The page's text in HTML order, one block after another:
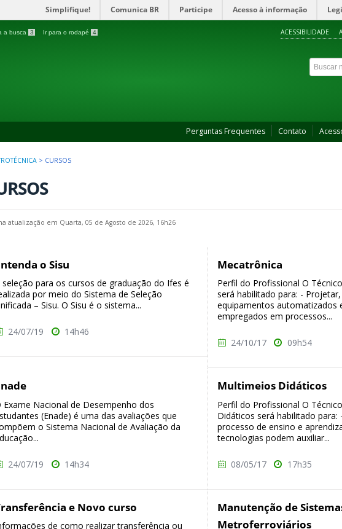
Simplifique! Comunica BR Participe Acesso à informação
a busca 3 Ir para o rodapé 4 ACESSIBILIDADE
Perguntas Frequentes Contato
> CURSOS
atualização em Quarta, 05 de Agosto de 2026, 16h26
o Sisu
seleção para os cursos de graduação do Ifes é
por meio do Sistema de Seleção
– Sisu. O Sisu é o sistema...
24/07/19 14h46
Mecatrônica
Perfil do Profissional O
será habilitado para: -
equipamentos automatizados
empregados em processos...
24/10/17 09h54
Exame Nacional de Desempenho dos
(Enade) é uma das avaliações que
o Sistema Nacional de Avaliação da
24/07/19 14h34
Multimeios Didáticos
Perfil do Profissional O
Didáticos será habilitado para:
processo de ensino e
tecnologias podem auxiliar...
08/05/17 17h35
e Novo curso
de como realizar transferência ou
Manutenção de
Metroferroviários